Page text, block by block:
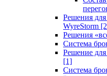
Решения
WyreStorm
Решения
Система
Решение
[1]
Система